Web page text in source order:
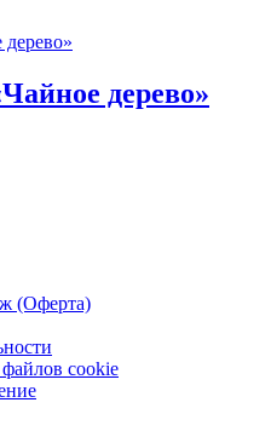
дерево»
(Оферта)
cookie